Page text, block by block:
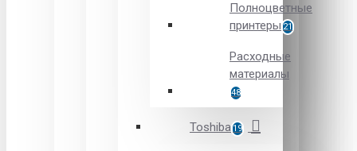
Полноцветные
принтеры 21
Расходные
материалы
48
Toshiba19